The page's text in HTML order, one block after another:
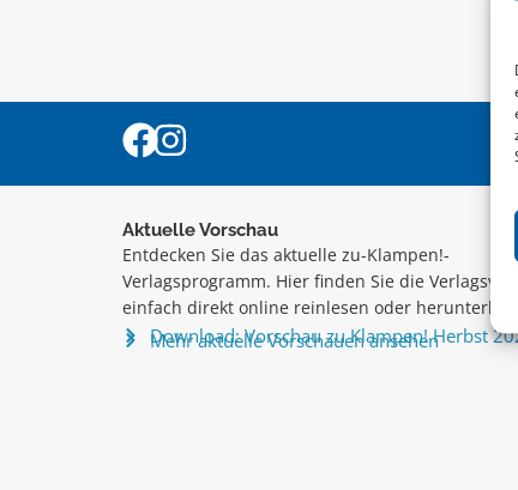
Aktuelle Vorschau
Entdecken Sie das aktuelle zu-Klampen!-
Verlagsprogramm. Hier finden Sie die
einfach direkt online reinlesen oder
Download: Vorschau zu Klampen! Herbst
Mehr aktuelle Vorschauen ansehen